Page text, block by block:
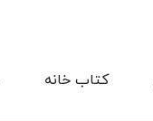
کتاب خانه